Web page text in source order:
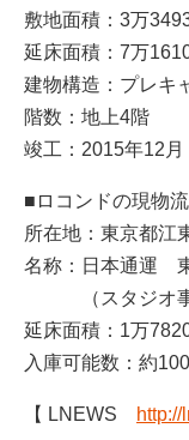
敷地面積：3万
延床面積：7万
建物構造：プレキ
階数：地上4階
竣工：2015年12月
■ロコンドの現物
所在地：東京都江
名称：日本通運
（スタジオ事務
延床面積：1万
入庫可能数：約
【 LNEWS